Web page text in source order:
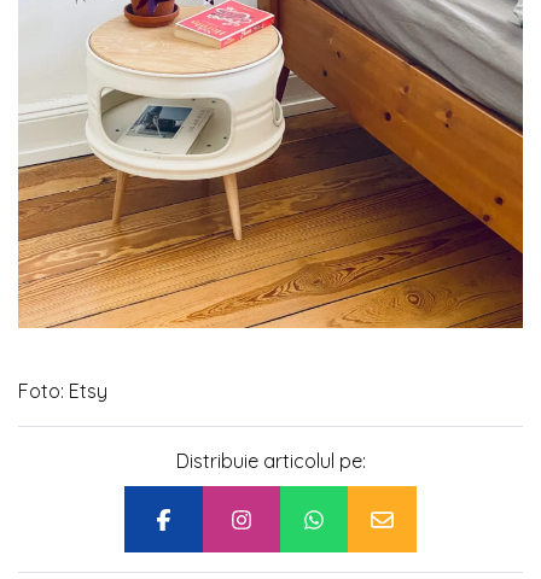
Foto: Etsy
Distribuie articolul pe: